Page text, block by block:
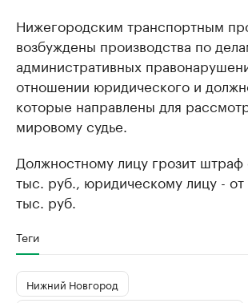
Нижегородским транспортным
возбуждены производства по
административных
отношении юридического и
которые направлены для
мировому судье.
Должностному лицу грозит
тыс. руб., юридическому лицу -
тыс. руб.
Теги
Нижний Новгород